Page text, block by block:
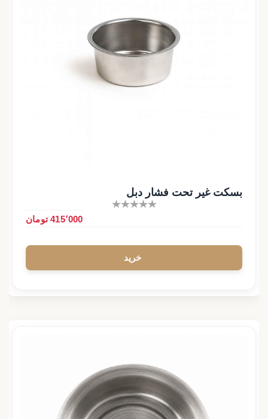
بسکت غیر تحت فشار دبل
415٬000 تومان